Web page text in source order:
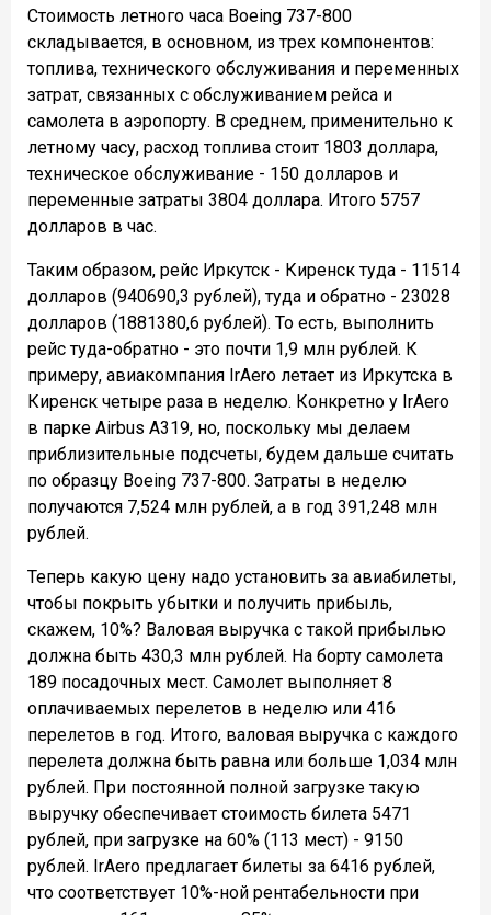
Стоимость летного часа Boeing 737-800
складывается, в основном, из трех компонентов:
топлива, технического обслуживания и переменных
затрат, связанных с обслуживанием рейса и
самолета в аэропорту. В среднем, применительно к
летному часу, расход топлива стоит 1803 доллара,
техническое обслуживание - 150 долларов и
переменные затраты 3804 доллара. Итого 5757
долларов в час.
Таким образом, рейс Иркутск - Киренск туда - 11514
долларов (940690,3 рублей), туда и обратно - 23028
долларов (1881380,6 рублей). То есть, выполнить
рейс туда-обратно - это почти 1,9 млн рублей. К
примеру, авиакомпания IrAero летает из Иркутска в
Киренск четыре раза в неделю. Конкретно у IrAero
в парке Airbus A319, но, поскольку мы делаем
приблизительные подсчеты, будем дальше считать
по образцу Boeing 737-800. Затраты в неделю
получаются 7,524 млн рублей, а в год 391,248 млн
рублей.
Теперь какую цену надо установить за авиабилеты,
чтобы покрыть убытки и получить прибыль,
скажем, 10%? Валовая выручка с такой прибылью
должна быть 430,3 млн рублей. На борту самолета
189 посадочных мест. Самолет выполняет 8
оплачиваемых перелетов в неделю или 416
перелетов в год. Итого, валовая выручка с каждого
перелета должна быть равна или больше 1,034 млн
рублей. При постоянной полной загрузке такую
выручку обеспечивает стоимость билета 5471
рублей, при загрузке на 60% (113 мест) - 9150
рублей. IrAero предлагает билеты за 6416 рублей,
что соответствует 10%-ной рентабельности при